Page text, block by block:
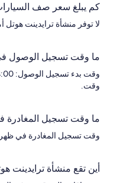
كم يبلغ سعر صف
لا توفر منشأة ترايدينت
ما وقت تسجيل الوصول
وقت.
ما وقت تسجيل المغادرة
وقت تسجيل المغادرة في
أين تقع منشأة ترايدينت